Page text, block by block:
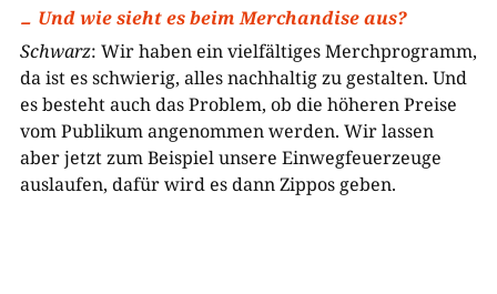
Und wie sieht es beim Merchandise aus?
Schwarz: Wir haben ein vielfältiges Merchprogramm,
da ist es schwierig, alles nachhaltig zu gestalten. Und
es besteht auch das Problem, ob die höheren Preise
vom Publikum angenommen werden. Wir lassen
aber jetzt zum Beispiel unsere Einwegfeuerzeuge
auslaufen, dafür wird es dann Zippos geben.